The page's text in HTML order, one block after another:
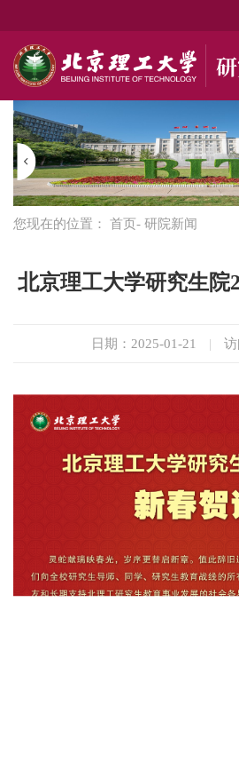
您现在的位置： 首页- 研院新闻
北京理工大学研究生院
日期：2025-01-21 | 访